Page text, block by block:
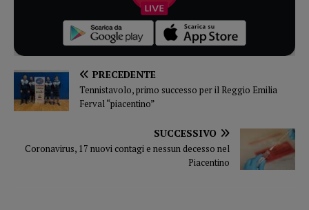
PRECEDENTE
Tennistavolo, primo successo per il Reggio Emilia
Ferval “piacentino”
SUCCESSIVO
Coronavirus, 17 nuovi contagi e nessun decesso nel
Piacentino